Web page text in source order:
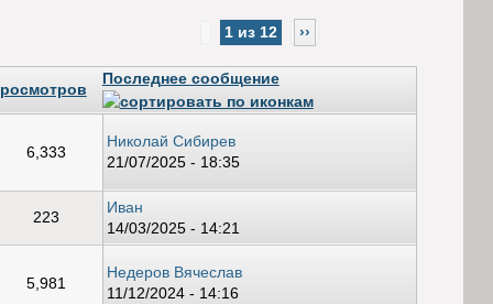
1 из 12 ››
Последнее сообщение
6,333
Николай Сибирев
21/07/2025 - 18:35
223
Иван
14/03/2025 - 14:21
5,981
Недеров Вячеслав
11/12/2024 - 14:16